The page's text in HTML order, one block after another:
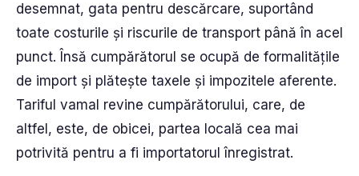
desemnat, gata pentru descărcare, suportând
toate costurile și riscurile de transport până în acel
punct. Însă cumpărătorul se ocupă de formalitățile
de import și plătește taxele și impozitele aferente.
Tariful vamal revine cumpărătorului, care, de
altfel, este, de obicei, partea locală cea mai
potrivită pentru a fi importatorul înregistrat.